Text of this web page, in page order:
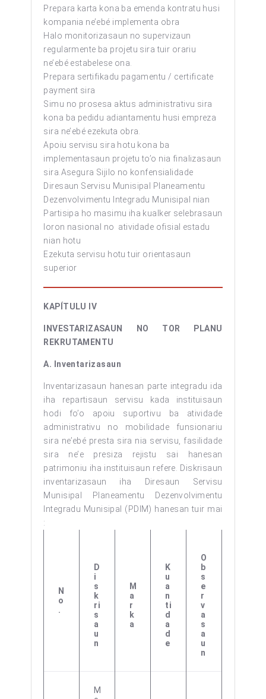
Prepara karta kona ba emenda kontratu husi
kompania ne’ebé implementa obra
Halo monitorizasaun no supervizaun
regularmente ba projetu sira tuir orariu
ne’ebé estabelese ona.
Prepara sertifikadu pagamentu / certificate
payment sira
Simu no prosesa aktus administrativu sira
kona ba pedidu adiantamentu husi empreza
sira ne’ebé ezekuta obra.
Apoiu servisu sira hotu kona ba
implementasaun projetu to’o nia finalizasaun
sira.Asegura Sijilo no konfensialidade
Diresaun Servisu Munisipal Planeamentu
Dezenvolvimentu Integradu Munisipal nian
Partisipa ho masimu iha kualker selebrasaun
loron nasional no atividade ofisial estadu
nian hotu
Ezekuta servisu hotu tuir orientasaun
superior
KAPÍTULU IV
INVESTARIZASAUN NO TOR PLANU
REKRUTAMENTU
A. Inventarizasaun
Inventarizasaun hanesan parte integradu ida
iha repartisaun servisu kada instituisaun
hodi fo’o apoiu suportivu ba atividade
administrativu no mobilidade funsionariu
sira ne’ebé presta sira nia servisu, fasilidade
sira ne’e presiza rejistu sai hanesan
patrimoniu iha instituisaun refere. Diskrisaun
inventarizasaun iha Diresaun Servisu
Munisipal Planeamentu Dezenvolvimentu
Integradu Munisipal (PDIM) hanesan tuir mai
:
N
O
.
D
I
S
K
Ri
S
A
U
N
M
A
R
K
A
K
U
A
N
Ti
D
A
D
E
O
B
S
E
R
V
A
S
A
U
N
M